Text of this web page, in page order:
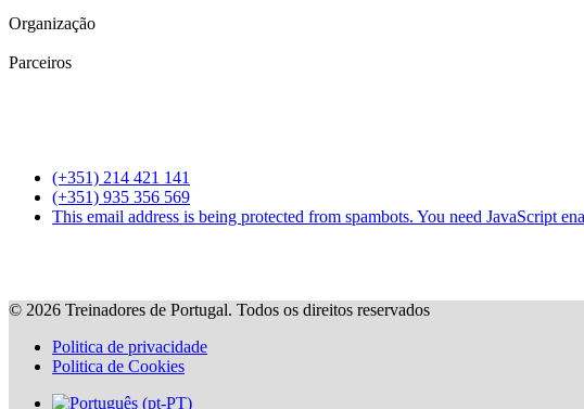
Organização
Parceiros
(+351) 214 421 141
(+351) 935 356 569
This email address is being protected from spambots. You need JavaScript
© 2026 Treinadores de Portugal. Todos os direitos reservados
Politica de privacidade
Politica de Cookies